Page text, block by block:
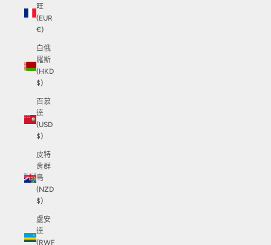
旺
(EUR
€)
白俄
羅斯
(HKD
$)
百慕
達
(USD
$)
皮特
肯群
島
(NZD
$)
盧安
達
(RWF